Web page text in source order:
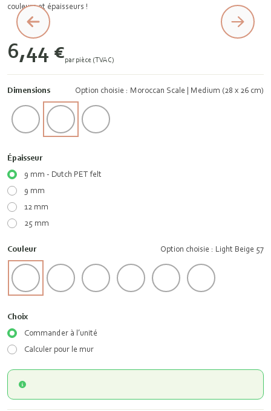
couleurs et épaisseurs !
6,44 €par pièce (TVAC)
Dimensions Option choisie : Moroccan Scale | Medium (28 x 26 cm)
Épaisseur
9 mm - Dutch PET felt
9 mm
12 mm
25 mm
Couleur Option choisie : Light Beige 57
Choix
Commander à l’unité
Calculer pour le mur